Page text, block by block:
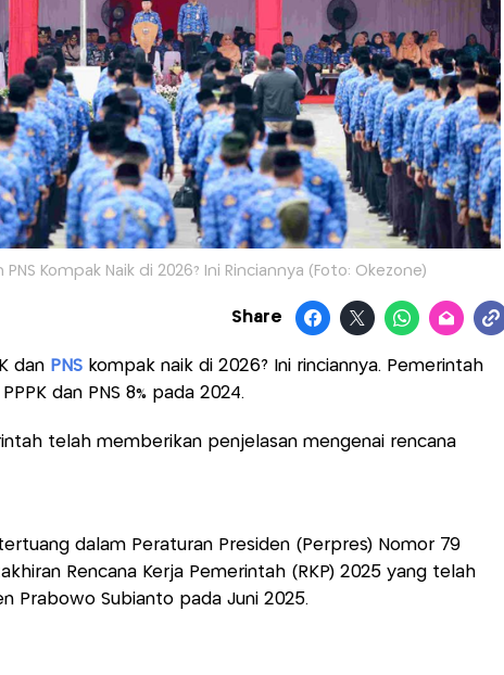
PNS Kompak Naik di 2026? Ini Rinciannya (Foto: Okezone)
Share
dan PNSkompak naik di 2026? Ini rinciannya. Pemerintah
dan PNS 8% pada 2024.
telah memberikan penjelasan mengenai rencana
tertuang dalam Peraturan Presiden (Perpres) Nomor 79
Rencana Kerja Pemerintah (RKP) 2025 yang telah
Prabowo Subianto pada Juni 2025.